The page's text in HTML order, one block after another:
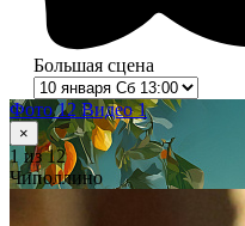
Большая сцена
Фото 12 Видео 1
×
1 из 12
Чиполлино